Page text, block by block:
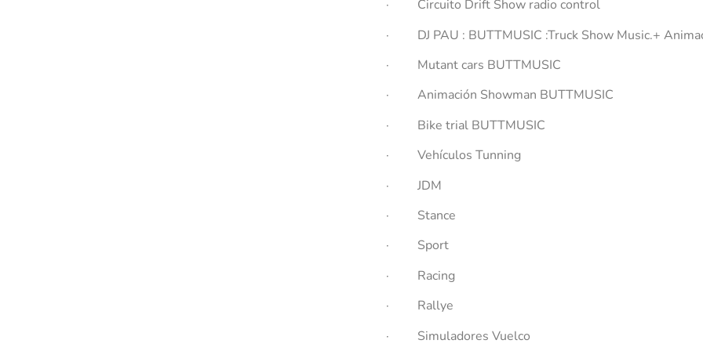
· Circuito Drift Show radio control
· DJ PAU : BUTTMUSIC :Truck Show Music.+
· Mutant cars BUTTMUSIC
· Animación Showman BUTTMUSIC
· Bike trial BUTTMUSIC
· Vehículos Tunning
· JDM
· Stance
· Sport
· Racing
· Rallye
· Simuladores Vuelco